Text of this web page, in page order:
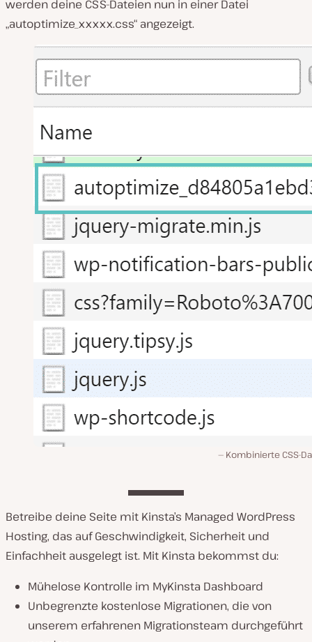
werden deine CSS-Dateien nun in einer Datei
„autoptimize_xxxxx.css“ angezeigt.
Kombinierte CSS-
Betreibe deine Seite mit Kinsta’s Managed WordPress
Hosting, das auf Geschwindigkeit, Sicherheit und
Einfachheit ausgelegt ist. Mit Kinsta bekommst du:
Mühelose Kontrolle im MyKinsta Dashboard
Unbegrenzte kostenlose Migrationen, die von
unserem erfahrenen Migrationsteam durchgeführt